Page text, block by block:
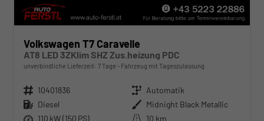
Volkswagen T7 Caravelle
AT8 LED 3ZKlim SHZ Zus.heizung PDC
unverbindliche Lieferzeit: 7 Tage Fahrzeug mit Tageszulassung
Fahrzeugnr. 10401836 Getriebe Automatik
Kraftstoff Diesel Außenfarbe Midnight Black Metallic
Leistung 110 kW (150 PS) Kilometerstand 10 km